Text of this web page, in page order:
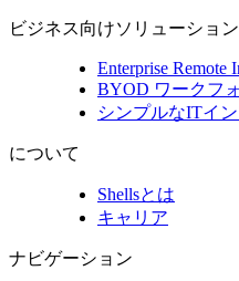
ビジネス向けソリューション
Enterprise Remote
BYOD ワークフ
シンプルなITイ
について
Shellsとは
キャリア
ナビゲーション